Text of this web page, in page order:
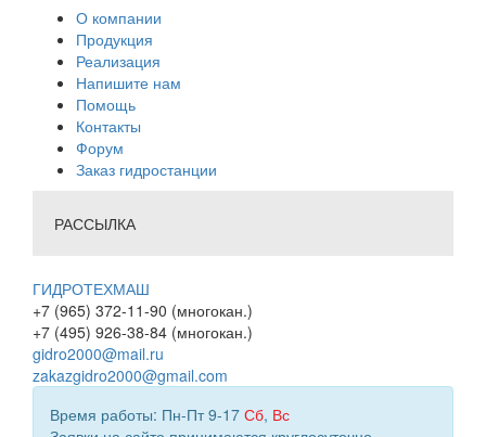
О компании
Продукция
Реализация
Напишите нам
Помощь
Контакты
Форум
Заказ гидростанции
РАССЫЛКА
ГИДРОТЕХМАШ
+7 (965) 372-11-90 (многокан.)
+7 (495) 926-38-84 (многокан.)
gidro2000@mail.ru
zakazgidro2000@gmail.com
Время работы: Пн-Пт 9-17 Сб, Вс